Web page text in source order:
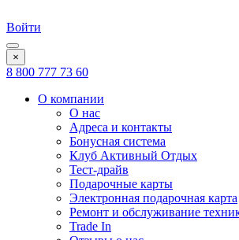
Войти
×
8 800 777 73 60
О компании
О нас
Адреса и контакты
Бонусная система
Клуб Активный Отдых
Тест-драйв
Подарочные карты
Электронная подарочная карта
Ремонт и обслуживание
Trade In